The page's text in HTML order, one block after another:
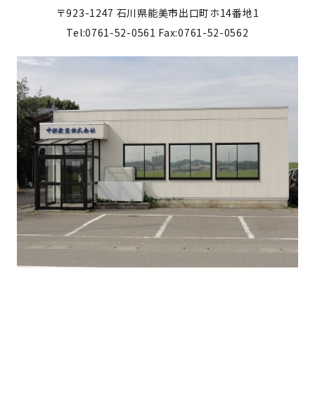
〒923-1247 石川県能美市出口町ホ14番地1
Tel:0761-52-0561 Fax:0761-52-0562